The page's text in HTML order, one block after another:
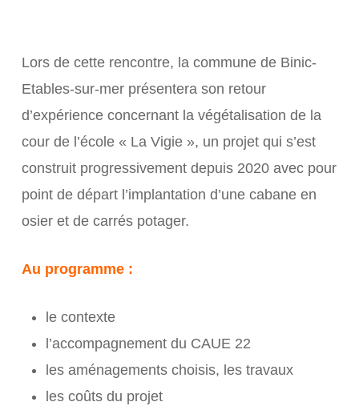
Lors de cette rencontre, la commune de Binic-
Etables-sur-mer présentera son retour
d’expérience concernant la végétalisation de la
cour de l’école « La Vigie », un projet qui s’est
construit progressivement depuis 2020 avec pour
point de départ l’implantation d’une cabane en
osier et de carrés potager.
Au programme :
le contexte
l’accompagnement du CAUE 22
les aménagements choisis, les travaux
les coûts du projet